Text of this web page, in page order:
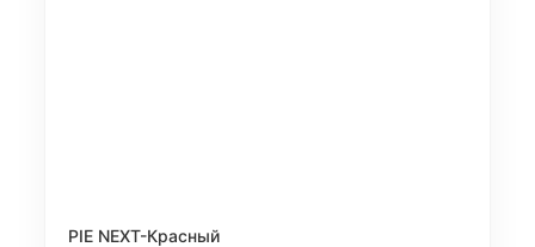
PIE NEXT-Красный